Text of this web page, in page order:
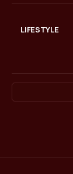
LIFESTYLE